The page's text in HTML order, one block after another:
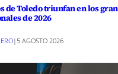
de Toledo triunfan en los
de 2026
|5 AGOSTO 2026